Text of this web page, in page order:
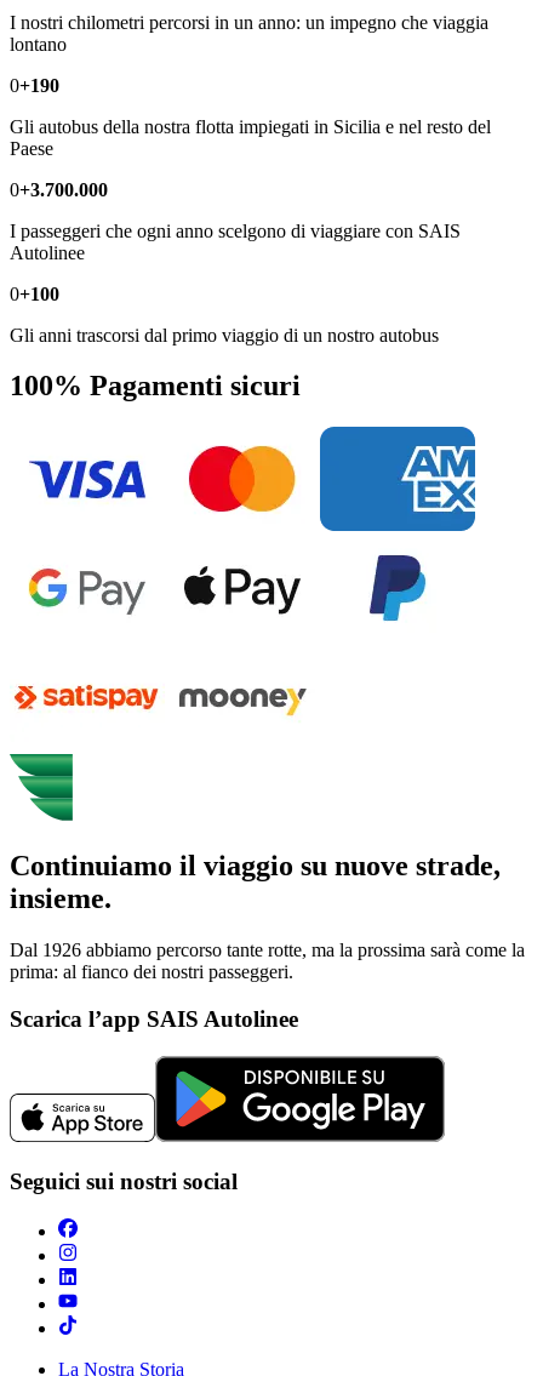
I nostri chilometri percorsi in un anno: un impegno che viaggia
lontano
0+190
Gli autobus della nostra flotta impiegati in Sicilia e nel resto del
Paese
0+3.700.000
I passeggeri che ogni anno scelgono di viaggiare con SAIS
Autolinee
0+100
Gli anni trascorsi dal primo viaggio di un nostro autobus
100% Pagamenti sicuri
Continuiamo il viaggio su nuove strade,
insieme.
Dal 1926 abbiamo percorso tante rotte, ma la prossima sarà come la
prima: al fianco dei nostri passeggeri.
Scarica l’app SAIS Autolinee
Seguici sui nostri social
La Nostra Storia